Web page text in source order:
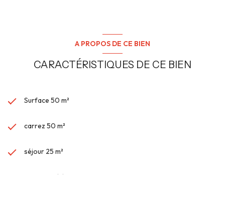
A PROPOS DE CE BIEN
CARACTÉRISTIQUES DE CE BIEN
Surface 50 m²
carrez 50 m²
séjour 25 m²
1 chambre(s)